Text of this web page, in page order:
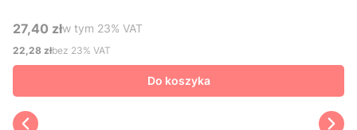
Cena brutto
27,40 złw tym %s VAT
w tym 23% VAT
Cena netto
22,28 złbez 23% VAT
Do koszyka